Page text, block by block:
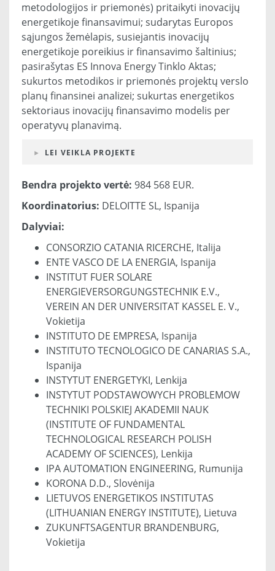
metodologijos ir priemonės) pritaikyti inovacijų
energetikoje finansavimui; sudarytas Europos
sąjungos žemėlapis, susiejantis inovacijų
energetikoje poreikius ir finansavimo šaltinius;
pasirašytas ES Innova Energy Tinklo Aktas;
sukurtos metodikos ir priemonės projektų verslo
planų finansinei analizei; sukurtas energetikos
sektoriaus inovacijų finansavimo modelis per
operatyvų planavimą.
LEI VEIKLA PROJEKTE
Bendra projekto vertė: 984 568 EUR.
Koordinatorius: DELOITTE SL, Ispanija
Dalyviai:
CONSORZIO CATANIA RICERCHE, Italija
ENTE VASCO DE LA ENERGIA, Ispanija
INSTITUT FUER SOLARE
ENERGIEVERSORGUNGSTECHNIK E.V.,
VEREIN AN DER UNIVERSITAT KASSEL E. V.,
Vokietija
INSTITUTO DE EMPRESA, Ispanija
INSTITUTO TECNOLOGICO DE CANARIAS S.A.,
Ispanija
INSTYTUT ENERGETYKI, Lenkija
INSTYTUT PODSTAWOWYCH PROBLEMOW
TECHNIKI POLSKIEJ AKADEMII NAUK
(INSTITUTE OF FUNDAMENTAL
TECHNOLOGICAL RESEARCH POLISH
ACADEMY OF SCIENCES), Lenkija
IPA AUTOMATION ENGINEERING, Rumunija
KORONA D.D., Slovėnija
LIETUVOS ENERGETIKOS INSTITUTAS
(LITHUANIAN ENERGY INSTITUTE), Lietuva
ZUKUNFTSAGENTUR BRANDENBURG,
Vokietija